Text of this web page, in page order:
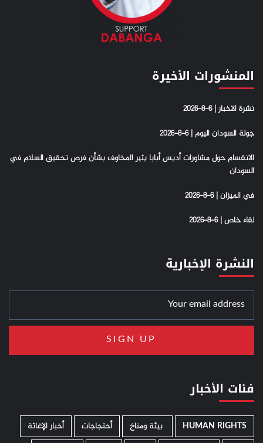
المنشورات الأخيرة
نشرة الاخبار | 6-8-2026
جولة السودان اليوم | 6-8-2026
الانقسام حول مشاورات أديس أبابا يثير المخاوف بشأن فرص تحقيق السلام في
السودان
في الميزان | 6-8-2026
لقاء خاص | 6-8-2026
النشرة الإخبارية
فئات الأخبار
HUMAN RIGHTS ­ بيئة ومناخ أحتجاجات
أخبار الإغاثة